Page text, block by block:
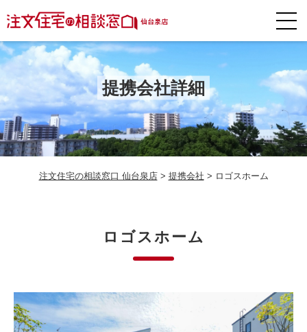
提携会社詳細
注文住宅の相談窓口 仙台泉店> 提携会社 > ロゴスホーム
ロゴスホーム